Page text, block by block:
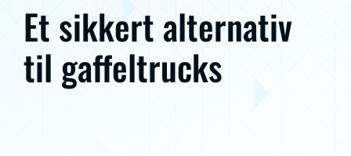
Et sikkert alternativ
til gaffeltrucks